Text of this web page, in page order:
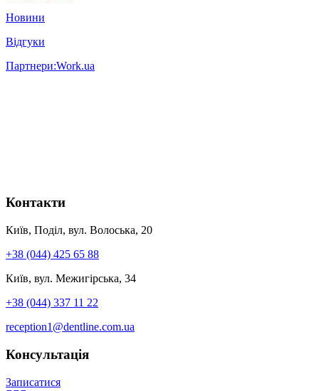
Новини
Відгуки
Партнери:Work.ua
Контакти
Київ, Поділ, вул. Волоська, 20
+38 (044) 425 65 88
Київ, вул. Межигірська, 34
+38 (044) 337 11 22
reception1@dentline.com.ua
Консультація
Записатися